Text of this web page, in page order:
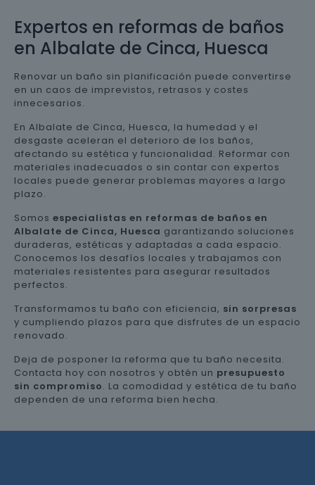
Expertos en reformas de baños
en Albalate de Cinca, Huesca
Renovar un baño sin planificación puede convertirse
en un caos de imprevistos, retrasos y costes
innecesarios.
En Albalate de Cinca, Huesca, la humedad y el
desgaste aceleran el deterioro de los baños,
afectando su estética y funcionalidad. Reformar con
materiales inadecuados o sin contar con expertos
locales puede generar problemas mayores a largo
plazo.
Somos especialistas en reformas de baños en
Albalate de Cinca, Huesca garantizando soluciones
duraderas, estéticas y adaptadas a cada espacio.
Conocemos los desafíos locales y trabajamos con
materiales resistentes para asegurar resultados
perfectos.
Transformamos tu baño con eficiencia, sin sorpresas
y cumpliendo plazos para que disfrutes de un espacio
renovado.
Deja de posponer la reforma que tu baño necesita.
Contacta hoy con nosotros y obtén un presupuesto
sin compromiso. La comodidad y estética de tu baño
dependen de una reforma bien hecha.